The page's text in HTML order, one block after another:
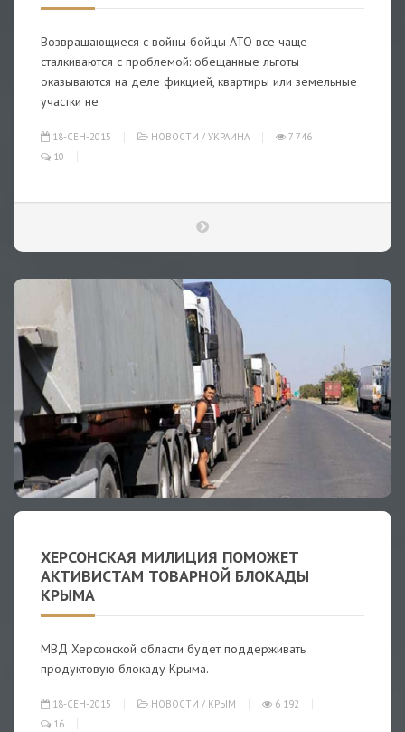
Возвращающиеся с войны бойцы АТО все чаще
сталкиваются с проблемой: обещанные льготы
оказываются на деле фикцией, квартиры или земельные
участки не
18-СЕН-2015 НОВОСТИ / УКРАИНА
7 746
10
ХЕРСОНСКАЯ МИЛИЦИЯ ПОМОЖЕТ
АКТИВИСТАМ ТОВАРНОЙ БЛОКАДЫ
КРЫМА
МВД Херсонской области будет поддерживать
продуктовую блокаду Крыма.
18-СЕН-2015 НОВОСТИ / КРЫМ
6 192
16